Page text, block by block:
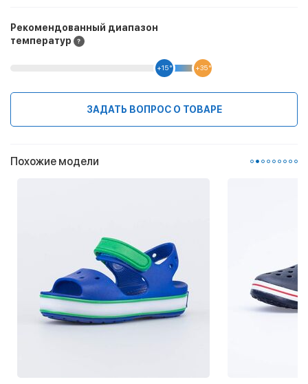
Рекомендованный диапазон
температур
+15 ° +35 °
ЗАДАТЬ ВОПРОС О ТОВАРЕ
Похожие модели